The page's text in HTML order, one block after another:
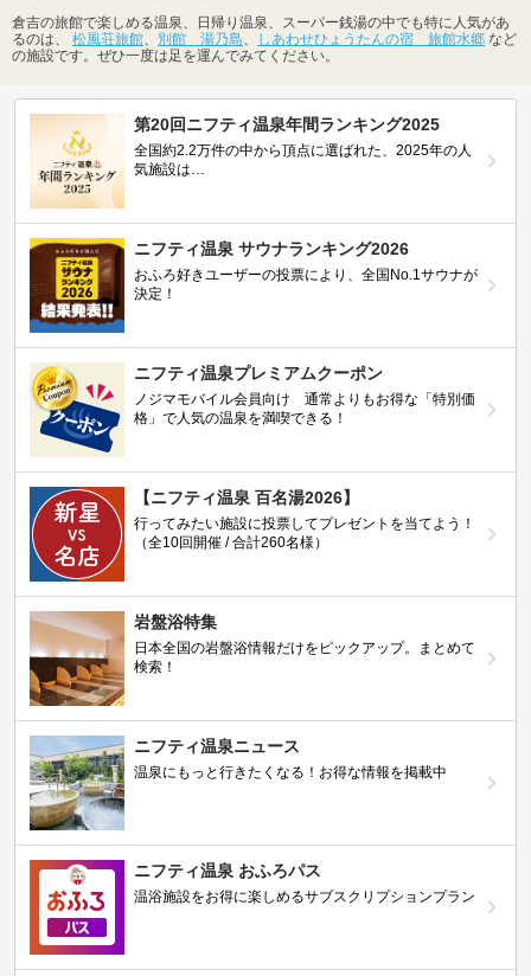
倉吉の旅館で楽しめる温泉、日帰り温泉、スーパー銭湯の中でも特に人気があ
るのは、 松風荘旅館 別館 湯乃島 しあわせひょうたんの宿 旅館水郷 など
の施設です。ぜひ一度は足を運んでみてください。
第20回ニフティ温泉年間ランキング2025
全国約2.2万件の中から頂点に選ばれた、2025年の人
気施設は…
ニフティ温泉 サウナランキング2026
おふろ好きユーザーの投票により、全国No.1サウナが
決定！
ニフティ温泉プレミアムクーポン
ノジマモバイル会員向け 通常よりもお得な「特別価
格」で人気の温泉を満喫できる！
【ニフティ温泉 百名湯2026】
行ってみたい施設に投票してプレゼントを当てよう！
（全10回開催 / 合計260名様）
岩盤浴特集
日本全国の岩盤浴情報だけをピックアップ。まとめて
検索！
ニフティ温泉ニュース
温泉にもっと行きたくなる！お得な情報を掲載中
ニフティ温泉 おふろパス
温浴施設をお得に楽しめるサブスクリプションプラン